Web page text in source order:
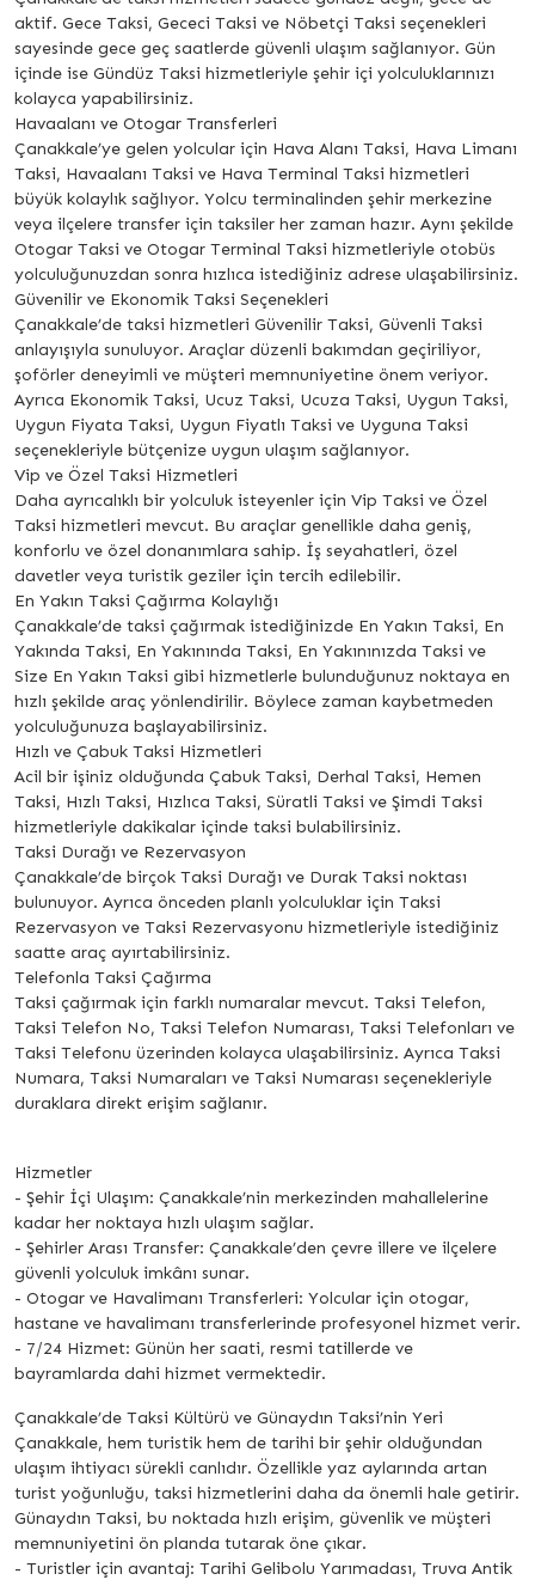
aktif. Gece Taksi, Gececi Taksi ve Nöbetçi Taksi seçenekleri
sayesinde gece geç saatlerde güvenli ulaşım sağlanıyor. Gün
içinde ise Gündüz Taksi hizmetleriyle şehir içi yolculuklarınızı
kolayca yapabilirsiniz.
Havaalanı ve Otogar Transferleri
Çanakkale’ye gelen yolcular için Hava Alanı Taksi, Hava Limanı
Taksi, Havaalanı Taksi ve Hava Terminal Taksi hizmetleri
büyük kolaylık sağlıyor. Yolcu terminalinden şehir merkezine
veya ilçelere transfer için taksiler her zaman hazır. Aynı şekilde
Otogar Taksi ve Otogar Terminal Taksi hizmetleriyle otobüs
yolculuğunuzdan sonra hızlıca istediğiniz adrese ulaşabilirsiniz.
Güvenilir ve Ekonomik Taksi Seçenekleri
Çanakkale’de taksi hizmetleri Güvenilir Taksi, Güvenli Taksi
anlayışıyla sunuluyor. Araçlar düzenli bakımdan geçiriliyor,
şoförler deneyimli ve müşteri memnuniyetine önem veriyor.
Ayrıca Ekonomik Taksi, Ucuz Taksi, Ucuza Taksi, Uygun Taksi,
Uygun Fiyata Taksi, Uygun Fiyatlı Taksi ve Uyguna Taksi
seçenekleriyle bütçenize uygun ulaşım sağlanıyor.
Vip ve Özel Taksi Hizmetleri
Daha ayrıcalıklı bir yolculuk isteyenler için Vip Taksi ve Özel
Taksi hizmetleri mevcut. Bu araçlar genellikle daha geniş,
konforlu ve özel donanımlara sahip. İş seyahatleri, özel
davetler veya turistik geziler için tercih edilebilir.
En Yakın Taksi Çağırma Kolaylığı
Çanakkale’de taksi çağırmak istediğinizde En Yakın Taksi, En
Yakında Taksi, En Yakınında Taksi, En Yakınınızda Taksi ve
Size En Yakın Taksi gibi hizmetlerle bulunduğunuz noktaya en
hızlı şekilde araç yönlendirilir. Böylece zaman kaybetmeden
yolculuğunuza başlayabilirsiniz.
Hızlı ve Çabuk Taksi Hizmetleri
Acil bir işiniz olduğunda Çabuk Taksi, Derhal Taksi, Hemen
Taksi, Hızlı Taksi, Hızlıca Taksi, Süratli Taksi ve Şimdi Taksi
hizmetleriyle dakikalar içinde taksi bulabilirsiniz.
Taksi Durağı ve Rezervasyon
Çanakkale’de birçok Taksi Durağı ve Durak Taksi noktası
bulunuyor. Ayrıca önceden planlı yolculuklar için Taksi
Rezervasyon ve Taksi Rezervasyonu hizmetleriyle istediğiniz
saatte araç ayırtabilirsiniz.
Telefonla Taksi Çağırma
Taksi çağırmak için farklı numaralar mevcut. Taksi Telefon,
Taksi Telefon No, Taksi Telefon Numarası, Taksi Telefonları ve
Taksi Telefonu üzerinden kolayca ulaşabilirsiniz. Ayrıca Taksi
Numara, Taksi Numaraları ve Taksi Numarası seçenekleriyle
duraklara direkt erişim sağlanır.
Hizmetler
- Şehir İçi Ulaşım: Çanakkale’nin merkezinden mahallelerine
kadar her noktaya hızlı ulaşım sağlar.
- Şehirler Arası Transfer: Çanakkale’den çevre illere ve ilçelere
güvenli yolculuk imkânı sunar.
- Otogar ve Havalimanı Transferleri: Yolcular için otogar,
hastane ve havalimanı transferlerinde profesyonel hizmet verir.
- 7/24 Hizmet: Günün her saati, resmi tatillerde ve
bayramlarda dahi hizmet vermektedir.
Çanakkale’de Taksi Kültürü ve Günaydın Taksi’nin Yeri
Çanakkale, hem turistik hem de tarihi bir şehir olduğundan
ulaşım ihtiyacı sürekli canlıdır. Özellikle yaz aylarında artan
turist yoğunluğu, taksi hizmetlerini daha da önemli hale getirir.
Günaydın Taksi, bu noktada hızlı erişim, güvenlik ve müşteri
memnuniyetini ön planda tutarak öne çıkar.
- Turistler için avantaj: Tarihi Gelibolu Yarımadası, Truva Antik